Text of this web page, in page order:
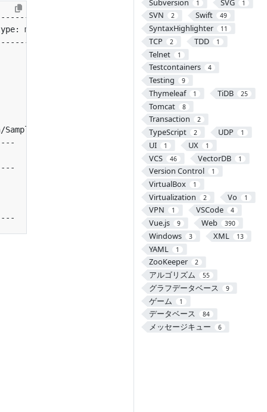
Subversion 1 SVG 1
SVN 2 Swift 49
SyntaxHighlighter 11
TCP 2 TDD 1
Telnet 1
Testcontainers 4
Testing 9
Thymeleaf 1 TiDB 25
Tomcat 8
Transaction 2
TypeScript 2 UDP 1
UI 1 UX 1
VCS 46 VectorDB 1
Version Control 1
VirtualBox 1
Virtualization 2 Vo 1
VPN 1 VSCode 4
Vue.js 9 Web 390
Windows 3 XML 13
YAML 1
ZooKeeper 2
アルゴリズム 55
グラフデータベース 9
ゲーム 1
データベース 84
メッセージキュー 6